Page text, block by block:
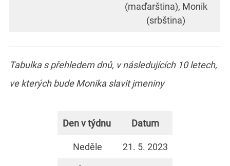
(maďarština), Monik
(srbština)
Tabulka s přehledem dnů, v následujících 10 letech,
ve kterých bude Monika slavit jmeniny
Den v týdnu Datum
Neděle 21. 5. 2023